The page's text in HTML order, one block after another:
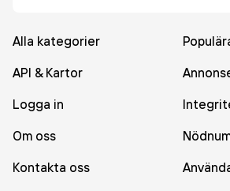
Alla kategorier
API & Kartor
Logga in
Om oss
Kontakta oss